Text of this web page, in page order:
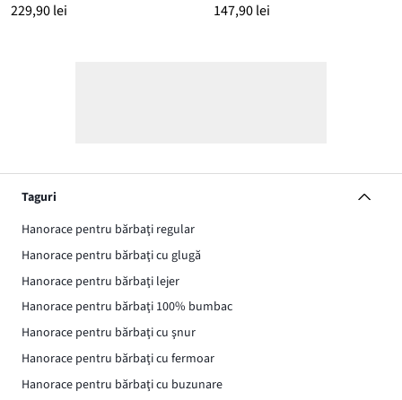
229,90 lei 147,90 lei
Taguri
Hanorace pentru bărbaţi regular
Hanorace pentru bărbaţi cu glugă
Hanorace pentru bărbaţi lejer
Hanorace pentru bărbaţi 100% bumbac
Hanorace pentru bărbaţi cu şnur
Hanorace pentru bărbaţi cu fermoar
Hanorace pentru bărbaţi cu buzunare